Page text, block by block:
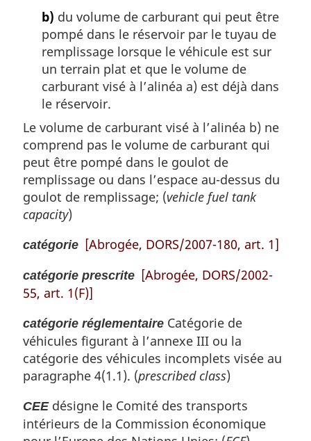
b) du volume de carburant qui peut être
pompé dans le réservoir par le tuyau de
remplissage lorsque le véhicule est sur
un terrain plat et que le volume de
carburant visé à l’alinéa a) est déjà dans
le réservoir.
Le volume de carburant visé à l’alinéa b) ne
comprend pas le volume de carburant qui
peut être pompé dans le goulot de
remplissage ou dans l’espace au-dessus du
goulot de remplissage; (vehicle fuel tank
capacity)
catégorie [Abrogée, DORS/2007-180, art. 1]
catégorie prescrite [Abrogée, DORS/2002-
55, art. 1(F)]
catégorie réglementaire Catégorie de
véhicules figurant à l’annexe III ou la
catégorie des véhicules incomplets visée au
paragraphe 4(1.1). (prescribed class)
CEEdésigne le Comité des transports
intérieurs de la Commission économique